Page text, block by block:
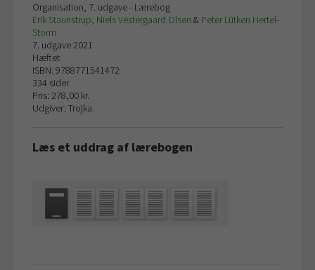
Organisation, 7. udgave - Lærebog
Erik Staunstrup, Niels Vestergaard Olsen & Peter Lütken Hertel-
Storm
7. udgave 2021
Hæftet
ISBN: 9788771541472
334 sider
Pris: 278,00 kr.
Udgiver: Trojka
Læs et uddrag af lærebogen